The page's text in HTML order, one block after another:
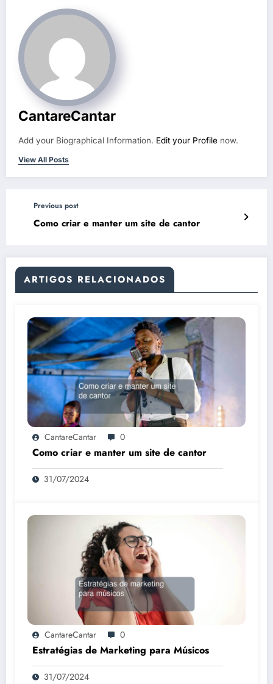
CantareCantar
Add your Biographical Information. Edit your Profile now.
View All Posts
Previous post
Como criar e manter um site de cantor
ARTIGOS RELACIONADOS
CantareCantar 0
Como criar e manter um site de cantor
31/07/2024
CantareCantar 0
Estratégias de Marketing para Músicos
31/07/2024